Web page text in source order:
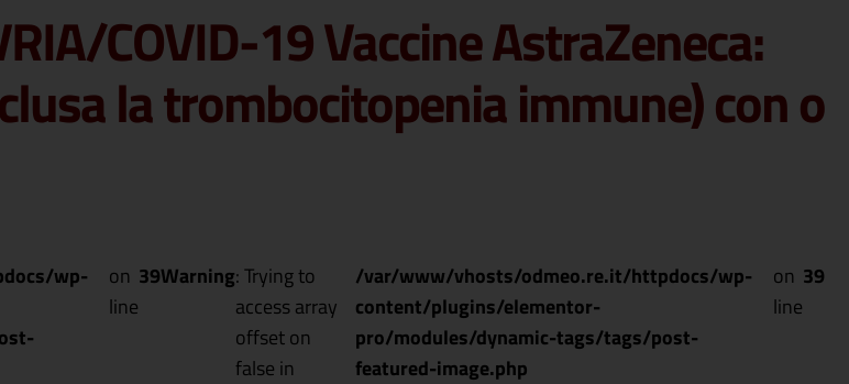
COVID-19 Vaccine AstraZeneca:
la trombocitopenia immune) con o
wp-
on
line
39Warning: Trying to
access array
offset on
false in
/var/www/vhosts/odmeo.re.it/httpdocs/wp-
content/plugins/elementor-
pro/modules/dynamic-tags/tags/post-
featured-image.php
on
line
39